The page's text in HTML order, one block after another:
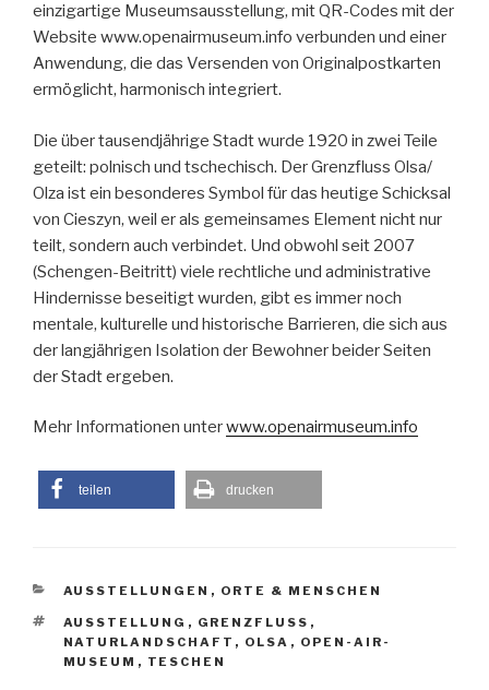
einzigartige Museumsausstellung, mit QR-Codes mit der
Website www.openairmuseum.info verbunden und einer
Anwendung, die das Versenden von Originalpostkarten
ermöglicht, harmonisch integriert.
Die über tausendjährige Stadt wurde 1920 in zwei Teile
geteilt: polnisch und tschechisch. Der Grenzfluss Olsa/
Olza ist ein besonderes Symbol für das heutige Schicksal
von Cieszyn, weil er als gemeinsames Element nicht nur
teilt, sondern auch verbindet. Und obwohl seit 2007
(Schengen-Beitritt) viele rechtliche und administrative
Hindernisse beseitigt wurden, gibt es immer noch
mentale, kulturelle und historische Barrieren, die sich aus
der langjährigen Isolation der Bewohner beider Seiten
der Stadt ergeben.
Mehr Informationen unterwww.openairmuseum.info
teilen drucken
KATEGORIEN
AUSSTELLUNGEN , ORTE & MENSCHEN
SCHLAGWÖRTER
AUSSTELLUNG , GRENZFLUSS ,
NATURLANDSCHAFT , OLSA , OPEN-AIR-
MUSEUM , TESCHEN